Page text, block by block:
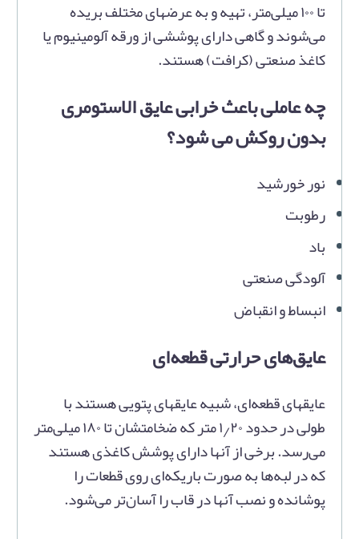
تا ۱۰۰ میلی‌متر، تهیه و به عرضهای مختلف بریده
می‌شوند و گاهی دارای پوششی از ورقه آلومینیوم یا
کاغذ صنعتی (کرافت) هستند.
چه عاملی باعث خرابی عایق الاستومری
بدون روکش می شود؟
نور خورشید
رطوبت
باد
آلودگی صنعتی
انبساط و انقباض
عایق‌های حرارتی قطعه‌ای
عایقهای قطعه‌ای، شبیه عایقهای پتویی هستند با
طولی در حدود ۱٫۲۰ متر که ضخامتشان تا ۱۸۰ میلی‌متر
می‌رسد. برخی از آنها دارای پوشش کاغذی هستند
که در لبه‌ها به صورت باریکه‌ای روی قطعات را
پوشانده و نصب آنها در قاب را آسان‌تر می‌شود.